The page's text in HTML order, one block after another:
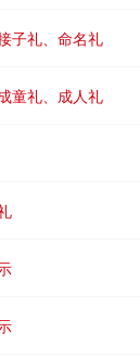
子礼、命名礼
童礼、成人礼